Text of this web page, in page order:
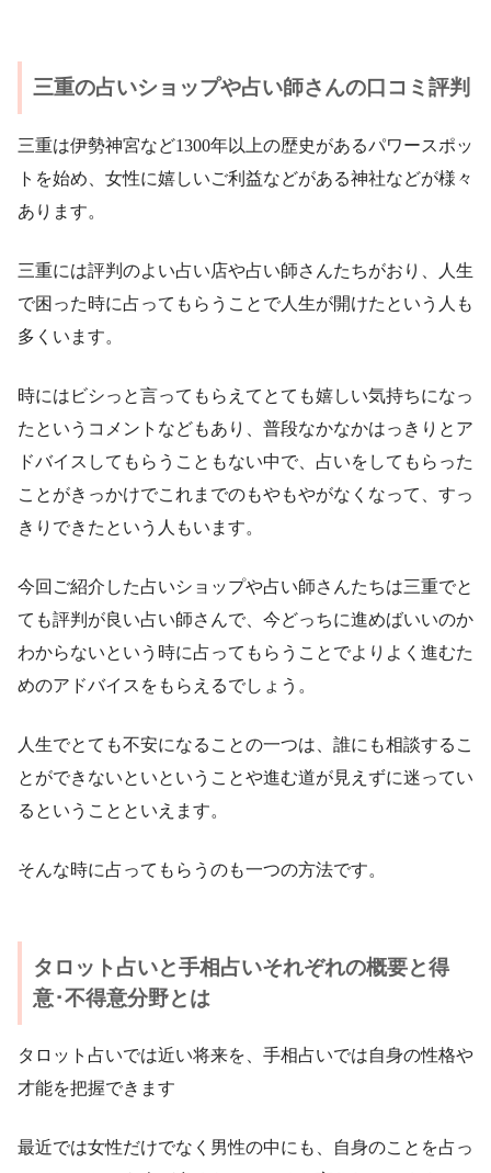
三重の占いショップや占い師さんの口コミ評判
三重は伊勢神宮など1300年以上の歴史があるパワースポッ
トを始め、女性に嬉しいご利益などがある神社などが様々
あります。
三重には評判のよい占い店や占い師さんたちがおり、人生
で困った時に占ってもらうことで人生が開けたという人も
多くいます。
時にはビシっと言ってもらえてとても嬉しい気持ちになっ
たというコメントなどもあり、普段なかなかはっきりとア
ドバイスしてもらうこともない中で、占いをしてもらった
ことがきっかけでこれまでのもやもやがなくなって、すっ
きりできたという人もいます。
今回ご紹介した占いショップや占い師さんたちは三重でと
ても評判が良い占い師さんで、今どっちに進めばいいのか
わからないという時に占ってもらうことでよりよく進むた
めのアドバイスをもらえるでしょう。
人生でとても不安になることの一つは、誰にも相談するこ
とができないといということや進む道が見えずに迷ってい
るということといえます。
そんな時に占ってもらうのも一つの方法です。
タロット占いと手相占いそれぞれの概要と得
意･不得意分野とは
タロット占いでは近い将来を、手相占いでは自身の性格や
才能を把握できます
最近では女性だけでなく男性の中にも、自身のことを占っ